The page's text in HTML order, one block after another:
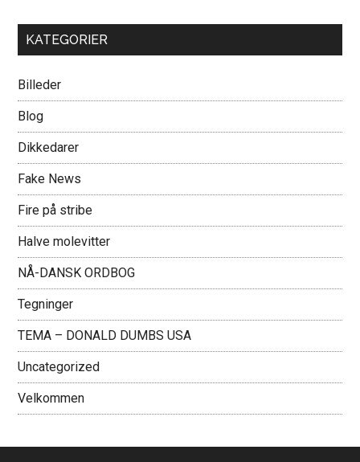
KATEGORIER
Billeder
Blog
Dikkedarer
Fake News
Fire på stribe
Halve molevitter
NÅ-DANSK ORDBOG
Tegninger
TEMA – DONALD DUMBS USA
Uncategorized
Velkommen